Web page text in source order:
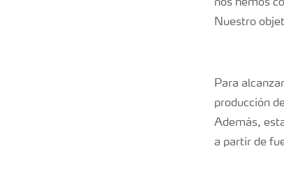
nos hemos
Nuestro
Para
producción
Además,
a partir de